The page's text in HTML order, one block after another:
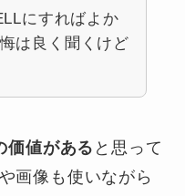
にすればよか
は良く聞くけど
価値がある と思って
画像も使いながら